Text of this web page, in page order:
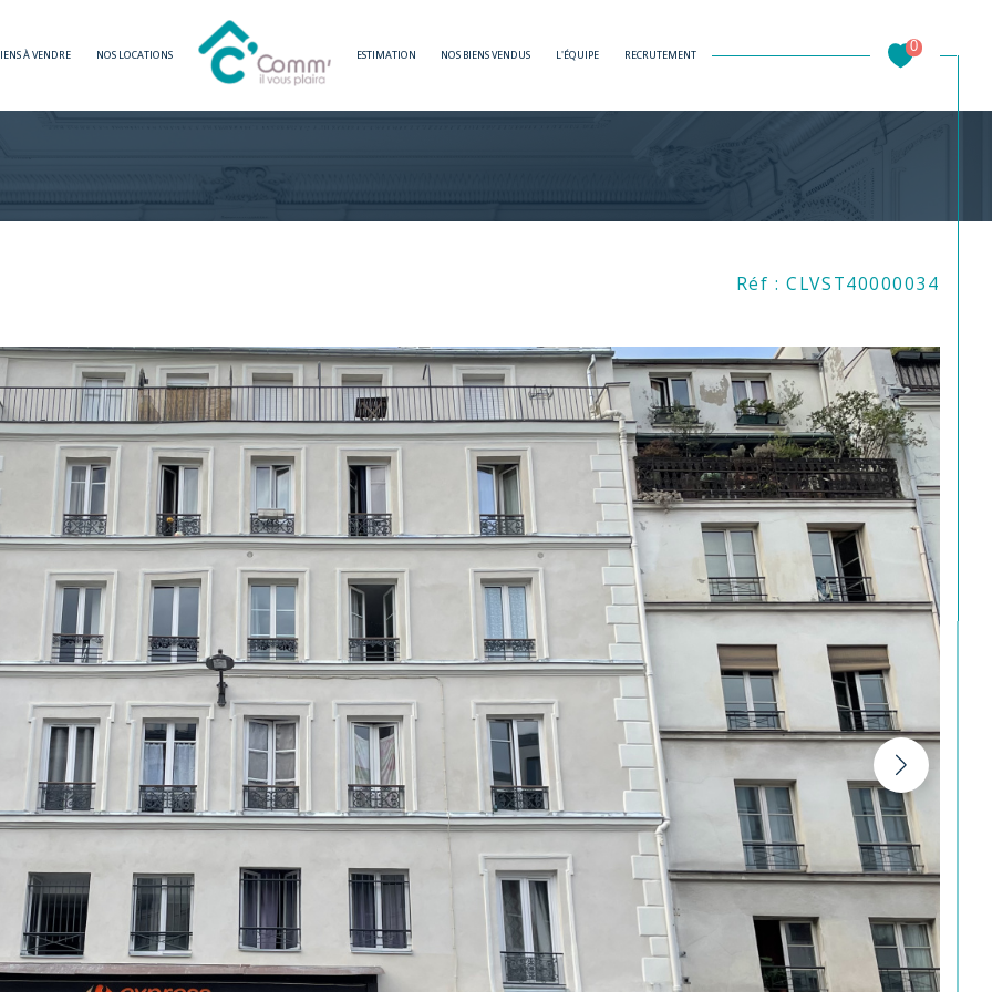
À VENDRE NOS LOCATIONS ESTIMATION NOS BIENS VENDUS L'ÉQUIPE RECRUTEMENT
0
Voir les0annonces
Réf : CLVST40000034